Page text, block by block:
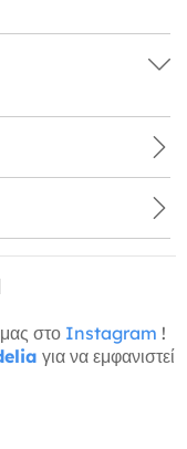
στο Instagram !
για να εμφανιστεί